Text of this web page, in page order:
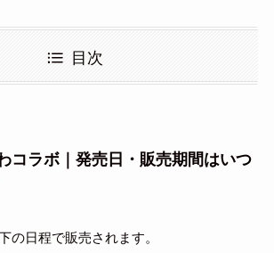
目次
コラボ｜発売日・販売期間はいつ
の日程で販売されます。